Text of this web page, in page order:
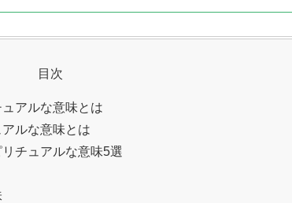
目次
アルな意味とは
ルな意味とは
チュアルな意味5選